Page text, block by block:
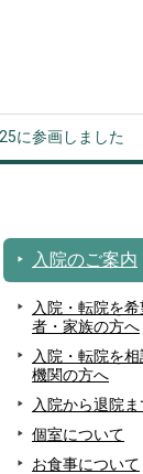
に参画しました
入院のご案内
入院・転院を
者・家族の方へ
入院・転院を
機関の方へ
入院から退院
個室について
お食事について